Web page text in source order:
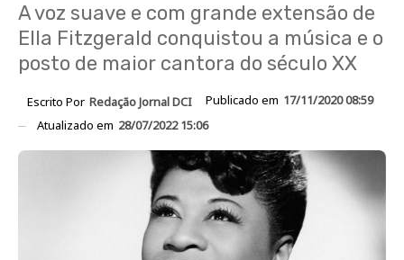
A voz suave e com grande extensão de
Ella Fitzgerald conquistou a música e o
posto de maior cantora do século XX
Escrito Por Redação Jornal DCI Publicado em 17/11/2020 08:59
Atualizado em 28/07/2022 15:06